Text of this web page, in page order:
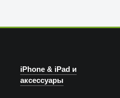
iPhone & iPad и
аксессуары